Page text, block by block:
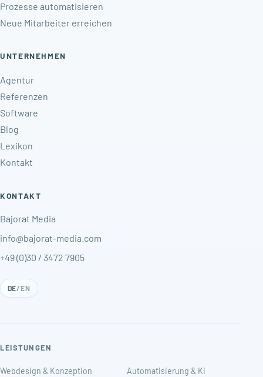
Prozesse automatisieren
Neue Mitarbeiter erreichen
UNTERNEHMEN
Agentur
Referenzen
Software
Blog
Lexikon
Kontakt
KONTAKT
Bajorat Media
info@bajorat-media.com
+49 (0)30 / 3472 7905
DE/EN
LEISTUNGEN
Webdesign & Konzeption
Automatisierung & KI